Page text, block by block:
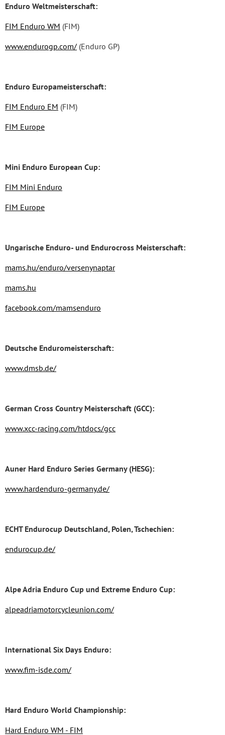
Enduro Weltmeisterschaft:
FIM Enduro WM (FIM)
www.endurogp.com/ (Enduro GP)
Enduro Europameisterschaft:
FIM Enduro EM (FIM)
FIM Europe
Mini Enduro European Cup:
FIM Mini Enduro
FIM Europe
Ungarische Enduro- und Endurocross Meisterschaft:
mams.hu/enduro/versenynaptar
mams.hu
facebook.com/mamsenduro
Deutsche Enduromeisterschaft:
www.dmsb.de/
German Cross Country Meisterschaft (GCC):
www.xcc-racing.com/htdocs/gcc
Auner Hard Enduro Series Germany (HESG):
www.hardenduro-germany.de/
ECHT Endurocup Deutschland, Polen, Tschechien:
endurocup.de/
Alpe Adria Enduro Cup und Extreme Enduro Cup:
alpeadriamotorcycleunion.com/
International Six Days Enduro:
www.fim-isde.com/
Hard Enduro World Championship:
Hard Enduro WM - FIM